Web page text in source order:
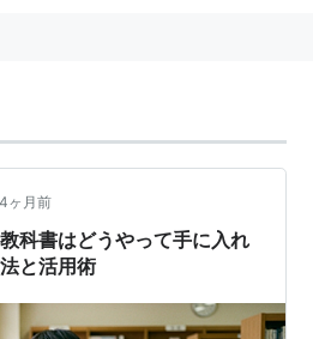
害を解消するため、公選制の
行われ、教育長の任命承認制
の教育行政の決定権を持って
4ヶ月前
科書はどうやって手に入れ
と活用術